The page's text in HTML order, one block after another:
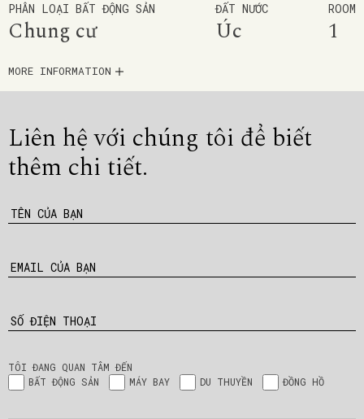
PHÂN LOẠI BẤT ĐỘNG SẢN
Chung cư
ĐẤT NƯỚC
Úc
ROOM
1
MORE INFORMATION
Liên hệ với chúng tôi để biết
thêm chi tiết.
TÊN CỦA BẠN
EMAIL CỦA BẠN
SỐ ĐIỆN THOẠI
TÔI ĐANG QUAN TÂM ĐẾN
BẤT ĐỘNG SẢN
MÁY BAY DU THUYỀN ĐỒNG HỒ